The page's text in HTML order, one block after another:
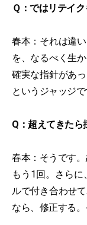
Ｑ：ではリテイ
春本：それは違
を、なるべく生
確実な指針があ
というジャッジで
Q：超えてきたら
春本：そうです
もう1回。さら
ルで付き合わせ
なら、修正する